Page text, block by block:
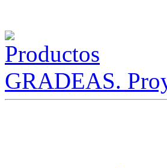
GRADEAS.